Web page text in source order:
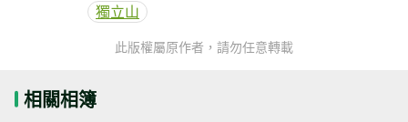
獨立山
此版權屬原作者，請勿任意轉載
相關相簿